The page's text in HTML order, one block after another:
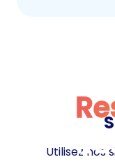
Utilisez nos